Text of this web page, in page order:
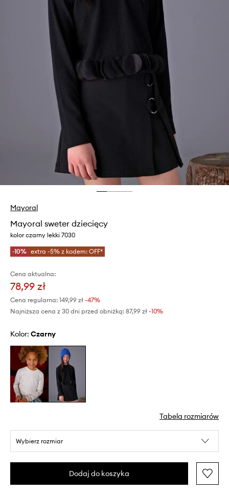
Mayoral
Mayoral sweter dziecięcy
kolor czarny lekki 7030
-10% extra -5% z kodem: OFF*
Cena aktualna:
78,99 zł
Cena regularna: 149,99 zł -47%
Najniższa cena z 30 dni przed obniżką: 87,99 zł -10%
Kolor: czarny
Tabela rozmiarów
Wybierz rozmiar
Dodaj do koszyka